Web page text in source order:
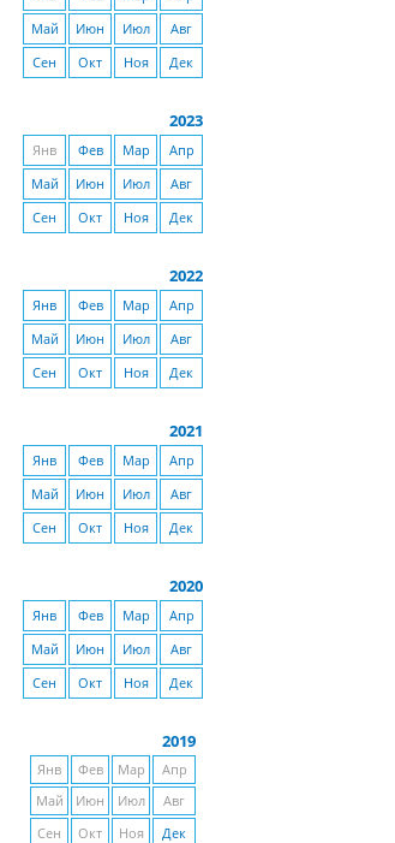
Май
Июн Июл
Авг
Сен
Окт Ноя Дек
2023
Янв Фев Мар
Апр
Май
Июн Июл
Авг
Сен
Окт Ноя Дек
2022
Янв Фев Мар
Апр
Май
Июн Июл
Авг
Сен
Окт Ноя Дек
2021
Янв Фев Мар
Апр
Май
Июн Июл
Авг
Сен
Окт Ноя Дек
2020
Янв Фев Мар
Апр
Май
Июн Июл
Авг
Сен
Окт Ноя Дек
2019
Янв Фев Мар
Апр
Май
Июн Июл
Авг
Сен
Окт Ноя Дек